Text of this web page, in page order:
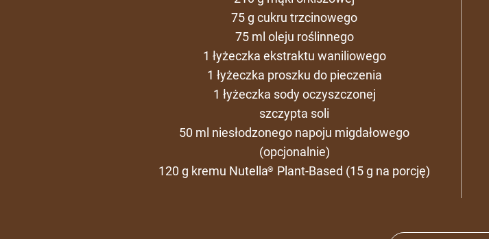
75 g cukru trzcinowego
75 ml oleju roślinnego
1 łyżeczka ekstraktu waniliowego
1 łyżeczka proszku do pieczenia
1 łyżeczka sody oczyszczonej
szczypta soli
50 ml niesłodzonego napoju migdałowego
(opcjonalnie)
120 g kremu Nutella® Plant-Based (15 g na porcję)